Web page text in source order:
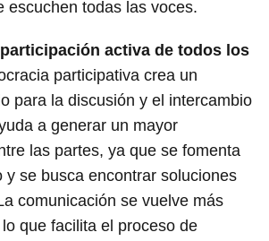
escuchen todas las voces.
activa de todos los
participativa crea un
para la discusión y el intercambio
a generar un mayor
las partes, ya que se fomenta
y se busca encontrar soluciones
comunicación se vuelve más
que facilita el proceso de